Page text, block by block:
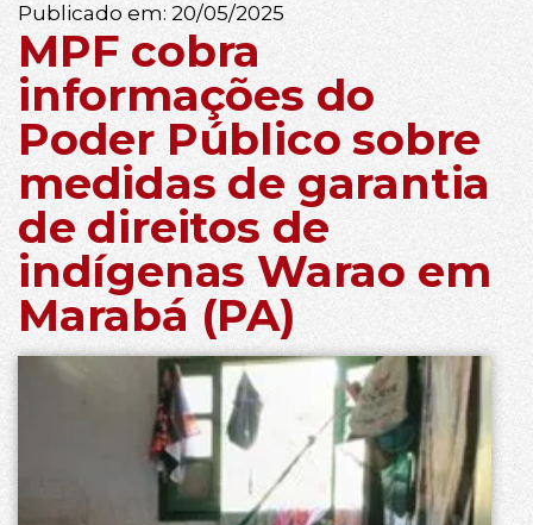
Publicado em: 20/05/2025
MPF cobra
informações do
Poder Público sobre
medidas de garantia
de direitos de
indígenas Warao em
Marabá (PA)